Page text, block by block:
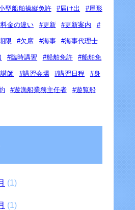
型船舶操縦免許 届け出 屋形
料金の違い 更新 更新案内
限 欠席 海事 海事代理士
臨時講習 船舶免許 船舶免
講師 講習会場 講習日程 身
遊漁船業務主任者 遊覧船
(1)
(1)